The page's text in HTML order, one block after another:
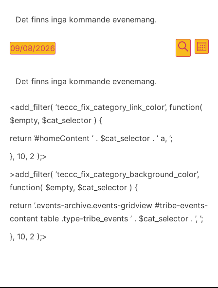
Det finns inga kommande evenemang.
Sök
09/08/2026
Välj
Kalender
Evenemang
Det finns inga kommande evenemang.
<add_filter( ’teccc_fix_category_link_color’, function(
$empty, $cat_selector ) {
return ’#homeContent ’ . $cat_selector . ’ a, ’;
}, 10, 2 );>
>add_filter( ’teccc_fix_category_background_color’,
function( $empty, $cat_selector ) {
return ’.events-archive.events-gridview #tribe-events-
content table .type-tribe_events ’ . $cat_selector . ’, ’;
}, 10, 2 );>